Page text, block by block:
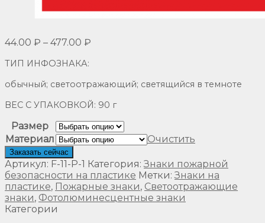
44.00 ₽ – 477.00 ₽
ТИП ИНФОЗНАКА:
обычный; светоотражающий; светящийся в темноте
ВЕС С УПАКОВКОЙ: 90 г
Размер
Материал
Очистить
Заказать сейчас
Артикул: F-11-P-1 Категория:Знаки пожарной
безопасности на пластике Метки:Знаки на
пластике, Пожарные знаки, Светоотражающие
знаки, Фотолюминесцентные знаки
Категории